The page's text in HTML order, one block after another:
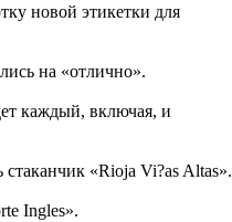
новой этикетки для
на «отлично».
каждый, включая, и
«Rioja Vi?as Altas».
Ingles».